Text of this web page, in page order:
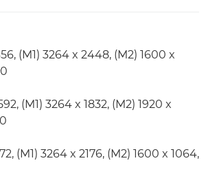
(M1) 3264 x 2448, (M2) 1600 x
(M1) 3264 x 1832, (M2) 1920 x
(M1) 3264 x 2176, (M2) 1600 x 1064,